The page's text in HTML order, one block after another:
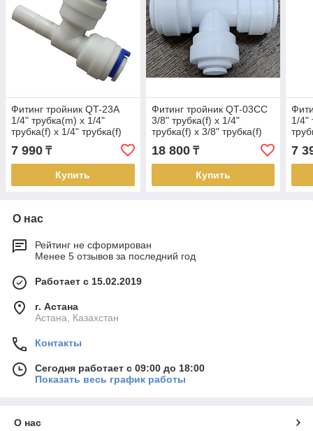
Фитинг тройник QT-23A
1/4" трубка(m) x 1/4"
трубка(f) x 1/4" трубка(f)
комплект 25 шт.
7 990 ₸
Купить
Фитинг тройник QT-03CC
3/8" трубка(f) x 1/4"
трубка(f) x 3/8" трубка(f)
комплект 25 шт.
18 800₸
Купить
1/4"
7
О нас
Рейтинг не сформирован
Менее 5 отзывов за последний год
Работает с 15.02.2019
г. Астана
Астана, Казахстан
Контакты
Сегодня работает с 09:00 до 18:00
Показать весь график работы
О нас